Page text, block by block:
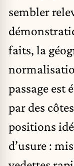
sembler
faits, la
passage est
par des
positions
d’usure :